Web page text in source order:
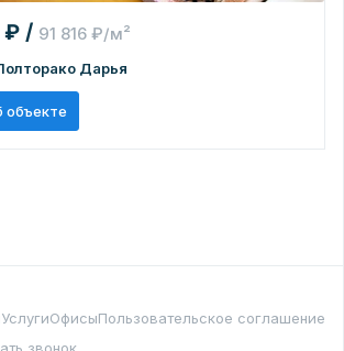
₽ / 91 816 ₽/м²
Дарья
объекте
УслугиОфисыПользовательское соглашение
звонок